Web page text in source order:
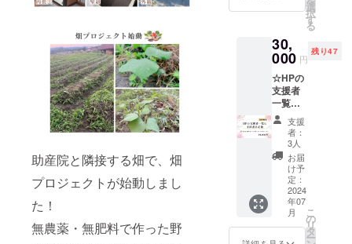
助産院と隣接する畑で、畑
プロジェクトが始動しまし
た！
無農薬・無肥料で作った野
届け先
をご記
載くだ
さい
方、ア
ドバイ
しいと
いう方
向けの
プラン
です。
実施時
間：30
分～1時
間 有効
期限：
2025.7
月末 受
講方法
・オン
ライン
（Zoom
選
択
す
る
30,
000 円
残り47
☆HPの
支援者
一覧に
御社名
or御社
名＋ロ
ゴor個
人名を
記載
【限定
50名】
HPの支
援者一
覧に御
支援
者：
3人
お届
け予
定：
2024
年07
月
こ
の
リ
タ
ー